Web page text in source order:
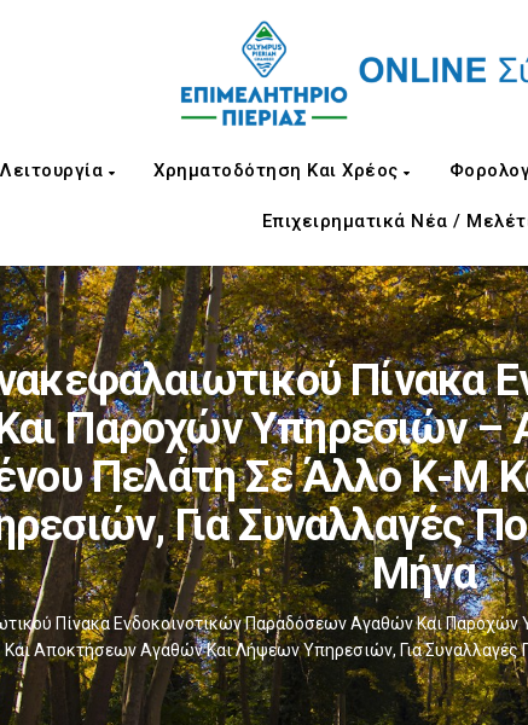
Χρηματοδότηση Και Χρέος
Επιχειρηματικά Νέα /
Πίνακα
Παροχών Υπηρεσιών –
Πελάτη Σε Άλλο Κ-Μ
Για Συναλλαγές
Μήνα
Πίνακα Ενδοκοινοτικών Παραδόσεων Αγαθών Και
Και Αποκτήσεων Αγαθών Και Λήψεων Υπηρεσιών, Για